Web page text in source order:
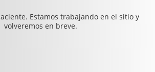
Estamos trabajando en el sitio y
volveremos en breve.